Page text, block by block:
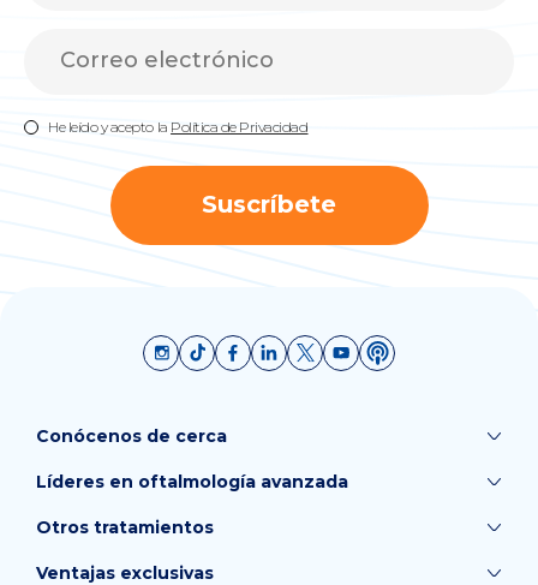
He leído y acepto la Política de Privacidad
Suscríbete
Conócenos de cerca
Líderes en oftalmología avanzada
Otros tratamientos
Ventajas exclusivas